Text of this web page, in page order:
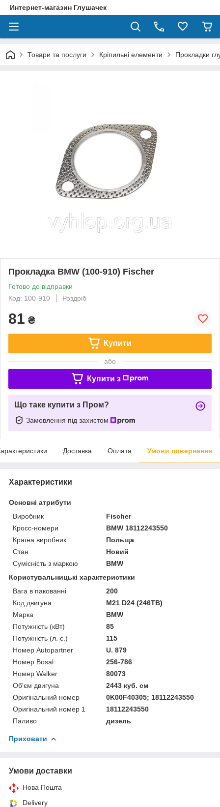
Интернет-магазин Глушачек
Товари та послуги Кріпильні елементи Прокладки
Прокладка BMW (100-910) Fischer
Готово до відправки
Код: 100-910
Роздріб
81 ₴
Купити
або
Купити з
Що таке купити з Пром?
Замовлення під захистом
Доставка Оплата Умови повернення
Характеристики
Основні атрибути
Виробник
Fischer
Кросс-номери
BMW 18112243550
Країна виробник
Польща
Стан
Новий
Сумісність з маркою
BMW
Користувальницькі характеристики
Вага в пакованні
200
Код двигуна
M21 D24 (246TB)
Марка
BMW
Потужність (кВт)
85
Потужність (л. с.)
115
Номер Autopartner
U. 879
Номер Bosal
256-786
Номер Walker
80073
Об'єм двигуна
2443 куб. см
Оригінальний номер
0K00F40305; 18112243550
Оригінальний номер 1
18112243550
Паливо
дизель
Приховати
Умови доставки
Нова Пошта
Delivery